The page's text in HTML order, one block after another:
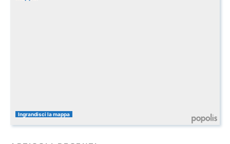
Ingrandisci la mappa